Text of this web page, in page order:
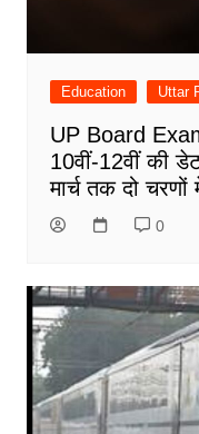
Education Uttar
UP Board
10वीं-12वीं की
मार्च तक दो चरणों
0